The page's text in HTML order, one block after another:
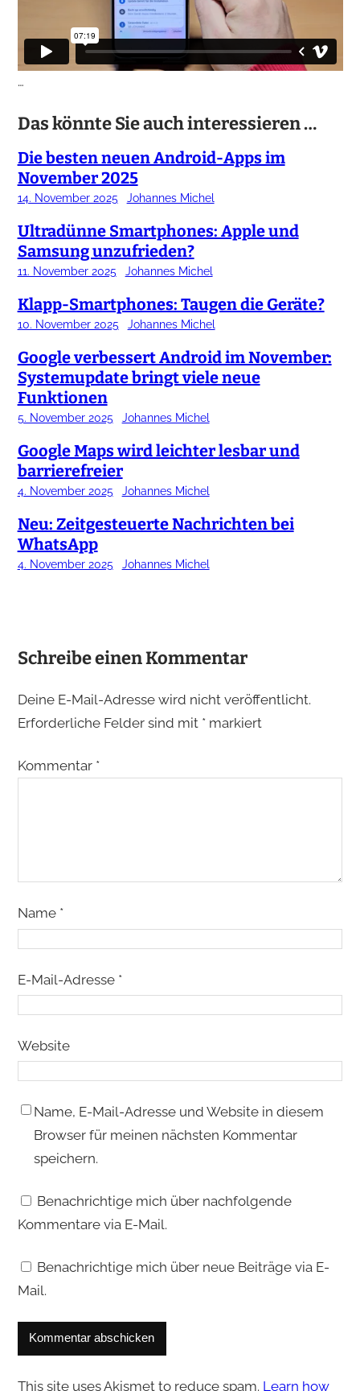
…
Das könnte Sie auch interessieren …
Die besten neuen Android-Apps im
November 2025
14. November 2025 Johannes Michel
Ultradünne Smartphones: Apple und
Samsung unzufrieden?
11. November 2025 Johannes Michel
Klapp-Smartphones: Taugen die Geräte?
10. November 2025 Johannes Michel
Google verbessert Android im November:
Systemupdate bringt viele neue
Funktionen
5. November 2025 Johannes Michel
Google Maps wird leichter lesbar und
barrierefreier
4. November 2025 Johannes Michel
Neu: Zeitgesteuerte Nachrichten bei
WhatsApp
4. November 2025 Johannes Michel
Schreibe einen Kommentar
Deine E-Mail-Adresse wird nicht veröffentlicht.
Erforderliche Felder sind mit *markiert
Kommentar *
Name *
E-Mail-Adresse *
Website
Name, E-Mail-Adresse und Website in diesem
Browser für meinen nächsten Kommentar
speichern.
Benachrichtige mich über nachfolgende
Kommentare via E-Mail.
Benachrichtige mich über neue Beiträge via E-
Mail.
This site uses Akismet to reduce spam. Learn how